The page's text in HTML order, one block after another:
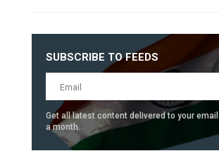
SUBSCRIBE TO FEEDS
Get all latest content delivered to your
a month.